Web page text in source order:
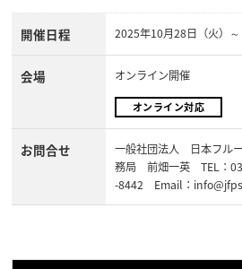
開催日程 2025年10月28日（火）～
会場 オンライン開催
オンライン対応
お問合せ
一般社団法人 日本フル
務局 前畑一英 TEL：
-8442 Email：